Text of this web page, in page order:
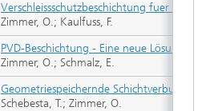
Verschleissschutzbeschichtung fuer
Zimmer, O.; Kaulfuss, F.
PVD-Beschichtung - Eine neue Lösung zur
Zimmer, O.; Schmalz, E.
Geometriespeichernde Schichtverbunde
Schebesta, T.; Zimmer, O.